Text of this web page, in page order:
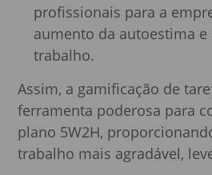
profissionais para a
aumento da autoestima e
trabalho.
Assim, a gamificação de
ferramenta poderosa para
plano 5W2H,
trabalho mais agradável,